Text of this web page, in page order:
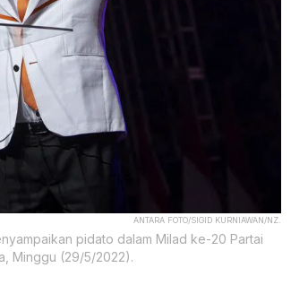
ANTARA FOTO/SIGID KURNIAWAN/NZ.
pidato dalam Milad ke-20 Partai
Minggu (29/5/2022).